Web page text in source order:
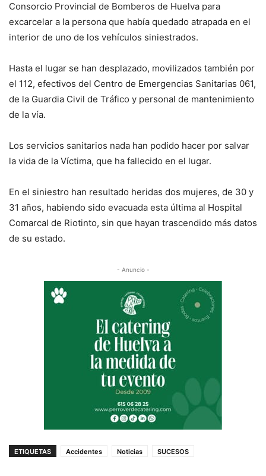
Consorcio Provincial de Bomberos de Huelva para
excarcelar a la persona que había quedado atrapada en el
interior de uno de los vehículos siniestrados.
Hasta el lugar se han desplazado, movilizados también por
el 112, efectivos del Centro de Emergencias Sanitarias 061,
de la Guardia Civil de Tráfico y personal de mantenimiento
de la vía.
Los servicios sanitarios nada han podido hacer por salvar
la vida de la Víctima, que ha fallecido en el lugar.
En el siniestro han resultado heridas dos mujeres, de 30 y
31 años, habiendo sido evacuada esta última al Hospital
Comarcal de Riotinto, sin que hayan trascendido más datos
de su estado.
- Anuncio -
ETIQUETAS Accidentes Noticias SUCESOS